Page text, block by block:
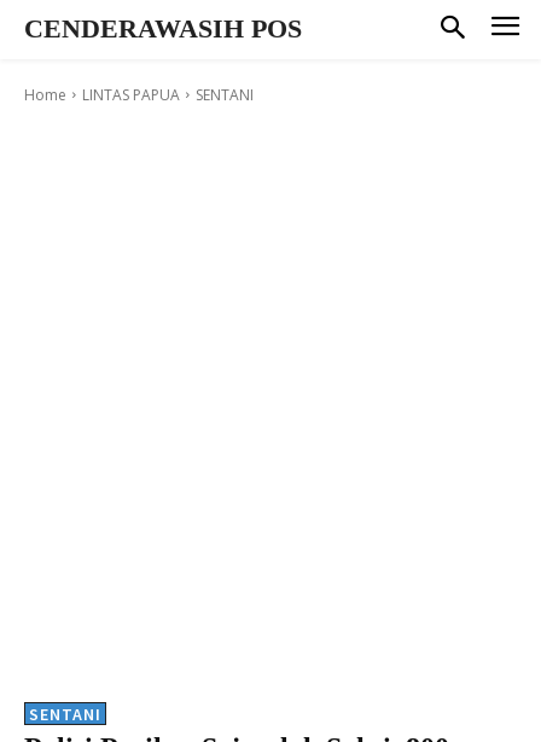
CENDERAWASIH POS
Home LINTAS PAPUA SENTANI
SENTANI